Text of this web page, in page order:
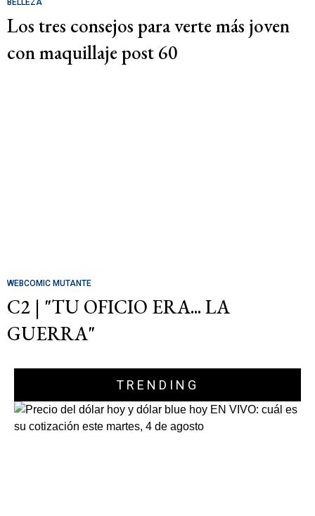
BELLEZA
Los tres consejos para verte más joven
con maquillaje post 60
WEBCOMIC MUTANTE
C2 | "TU OFICIO ERA... LA
GUERRA"
TRENDING